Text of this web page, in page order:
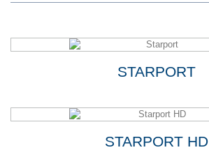
STARPORT
STARPORT HD